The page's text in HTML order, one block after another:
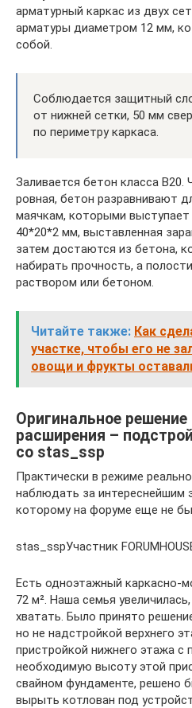
арматурный каркас из двух
арматуры диаметром 12 мм,
собой.
Соблюдается защитный
от нижней сетки, 50 мм
по периметру каркаса.
Заливается бетон класса
ровная, бетон разравнивают
маячкам, которыми выступает
40*20*2 мм, выставленная
затем достаются из бетона,
набирать прочность, а
раствором или бетоном.
Читайте также: Как
участке, чтобы его не
овощи и фрукты
Оригинальное решение
расширения –
со stas_ssp
Практически в режиме
наблюдать за интереснейшим
которому на форуме еще не
stas_sspУчастник
Есть одноэтажный каркасно-
72 м². Наша семья
хватать. Было принято
но не надстройкой верхнего
пристройкой нижнего этажа
необходимую высоту этой
свайном фундаменте, решено
вырыть котлован под